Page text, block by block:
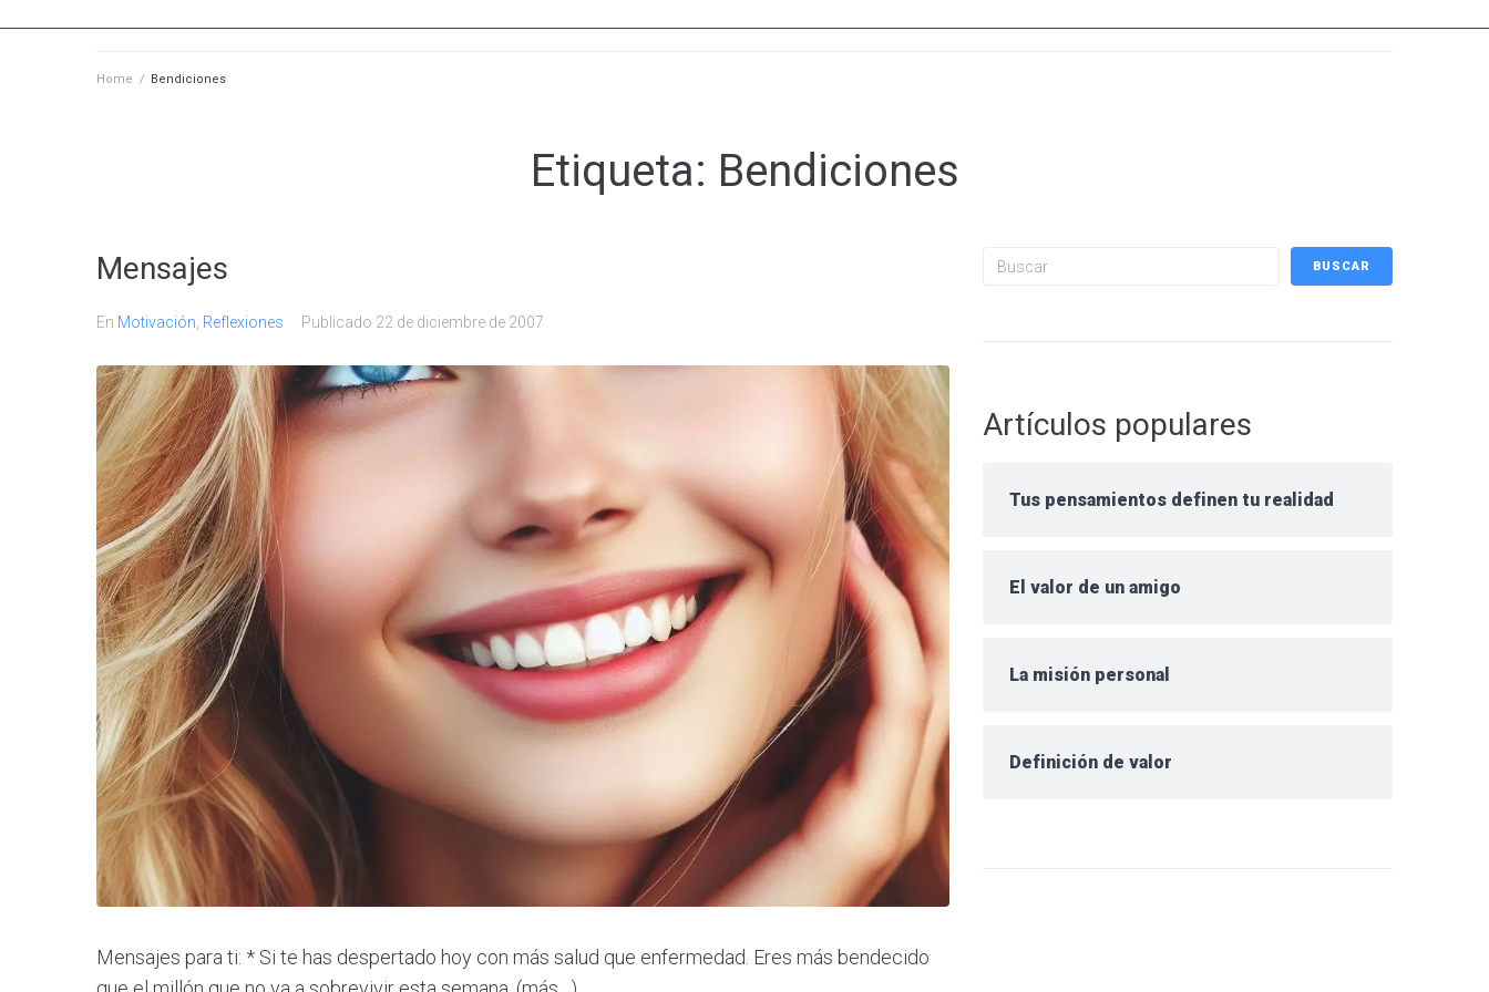
Home / Bendiciones
Etiqueta: Bendiciones
Mensajes
En Motivación Reflexiones Publicado 22 de diciembre de 2007
Mensajes para ti: * Si te has despertado hoy con más salud que enfermedad. Eres más bendecido
Buscar BUSCAR
Artículos populares
Tus pensamientos definen tu realidad
El valor de un amigo
La misión personal
Definición de valor